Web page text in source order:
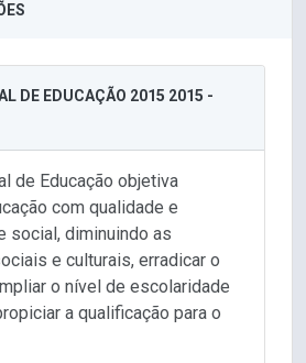
DE EDUCAÇÃO 2015 2015 -
de Educação objetiva
com qualidade e
social, diminuindo as
e culturais, erradicar o
o nível de escolaridade
a qualificação para o